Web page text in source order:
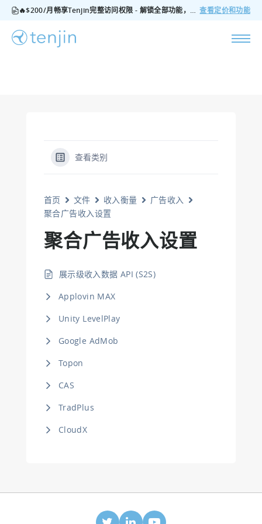
🔥$200/月畅享Tenjin完整访问权限 - 解锁全部功能，无隐藏费用，随时可取消 查看定价和功能
查看类别
首页 文件 收入衡量
广告收入
聚合广告收入设置
聚合广告收入设置
展示级收入数据 API (S2S)
Applovin MAX
Unity LevelPlay
Google AdMob
Topon
CAS
TradPlus
CloudX